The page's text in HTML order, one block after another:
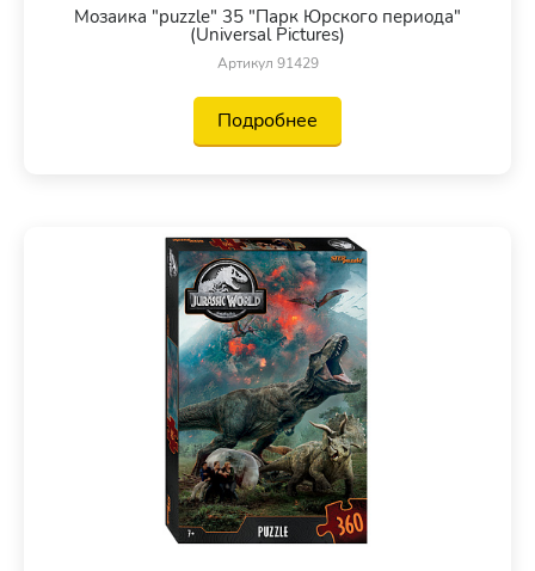
Мозаика "puzzle" 35 "Парк Юрского периода"
(Universal Pictures)
Артикул 91429
Подробнее